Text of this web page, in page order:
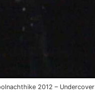
2012 – Undercover